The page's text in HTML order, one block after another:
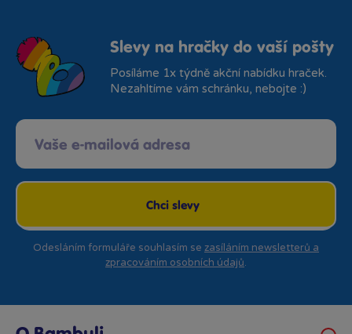
Slevy na hračky do vaší pošty
Posíláme 1x týdně akční nabídku hraček.
Nezahltíme vám schránku, nebojte :)
Chci slevy
Odesláním formuláře souhlasím se zasíláním newsletterů a
zpracováním osobních údajů.